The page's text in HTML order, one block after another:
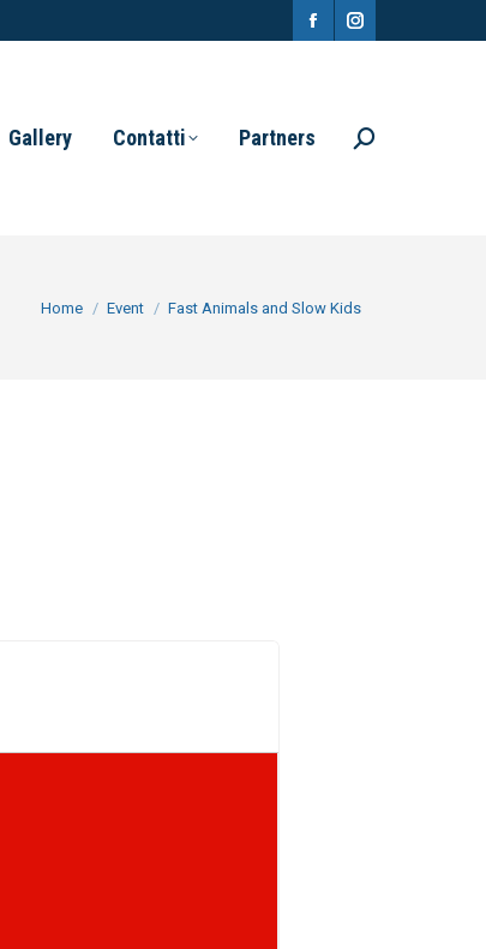
FacebookInstagram
Gallery Contatti Partners Search:
You are here:
Home Event Fast Animals and Slow Kids